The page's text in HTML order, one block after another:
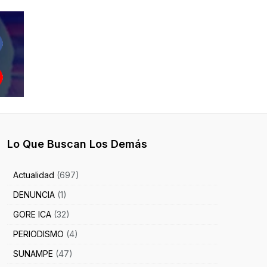
Lo Que Buscan Los Demás
Actualidad (697)
DENUNCIA (1)
GORE ICA (32)
PERIODISMO (4)
SUNAMPE (47)